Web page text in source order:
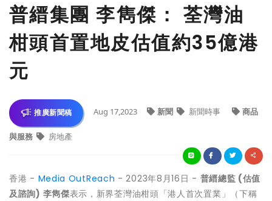
普縉集團 李雋傑： 荃灣油
柑頭首置地皮估值約35億港
元
推廣新聞稿 Aug 17,2023 新聞 新聞時事 商品
與服務 房地產
香港 - Media OutReach - 2023年8月16日 - 普縉總監 (估值
及諮詢) 李雋傑表示，新界荃灣油柑頭「港人首次置業」（下稱